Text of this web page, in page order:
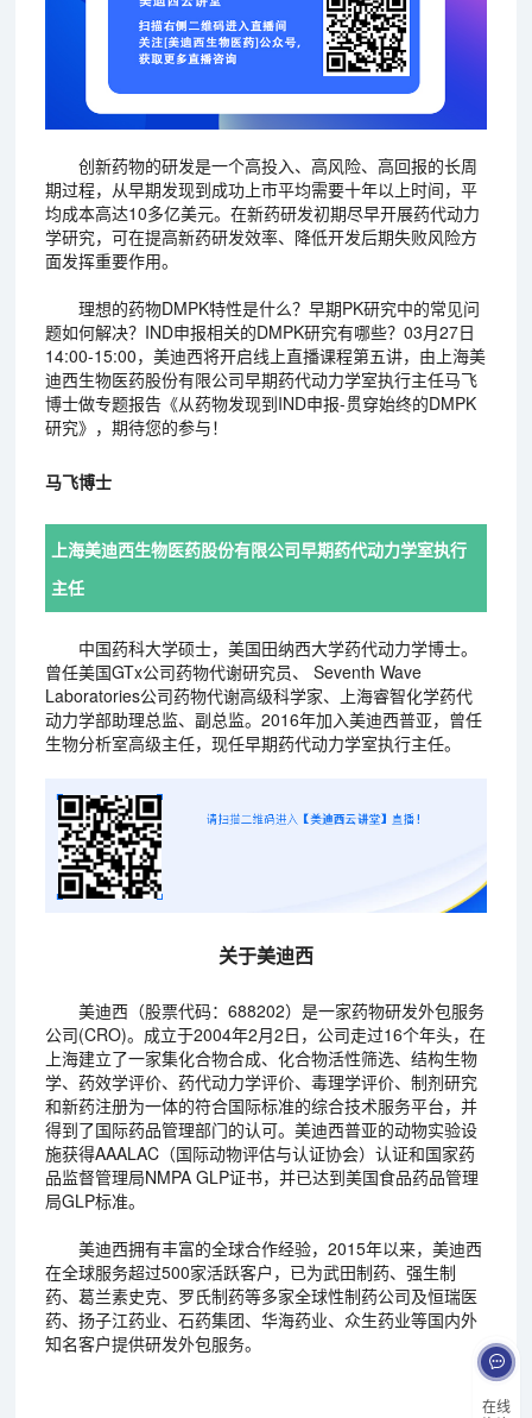
在线
创新药物的研发是一个高投入、高风险、高回报的长周
期过程，从早期发现到成功上市平均需要十年以上时间，平
均成本高达10多亿美元。在新药研发初期尽早开展药代动力
学研究，可在提高新药研发效率、降低开发后期失败风险方
面发挥重要作用。
理想的药物DMPK特性是什么？早期PK研究中的常见问
题如何解决？IND申报相关的DMPK研究有哪些？03月27日
14:00-15:00，美迪西将开启线上直播课程第五讲，由上海美
迪西生物医药股份有限公司早期药代动力学室执行主任马飞
博士做专题报告《从药物发现到IND申报-贯穿始终的DMPK
研究》，期待您的参与！
马飞博士
上海美迪西生物医药股份有限公司早期药代动力学室执行
主任
中国药科大学硕士，美国田纳西大学药代动力学博士。
曾任美国GTx公司药物代谢研究员、 Seventh Wave
Laboratories公司药物代谢高级科学家、上海睿智化学药代
动力学部助理总监、副总监。2016年加入美迪西普亚，曾任
生物分析室高级主任，现任早期药代动力学室执行主任。
关于美迪西
美迪西（股票代码：688202）是一家药物研发外包服务
公司(CRO)。成立于2004年2月2日，公司走过16个年头，在
上海建立了一家集化合物合成、化合物活性筛选、结构生物
学、药效学评价、药代动力学评价、毒理学评价、制剂研究
和新药注册为一体的符合国际标准的综合技术服务平台，并
得到了国际药品管理部门的认可。美迪西普亚的动物实验设
施获得AAALAC（国际动物评估与认证协会）认证和国家药
品监督管理局NMPA GLP证书，并已达到美国食品药品管理
局GLP标准。
美迪西拥有丰富的全球合作经验，2015年以来，美迪西
在全球服务超过500家活跃客户，已为武田制药、强生制
药、葛兰素史克、罗氏制药等多家全球性制药公司及恒瑞医
药、扬子江药业、石药集团、华海药业、众生药业等国内外
知名客户提供研发外包服务。